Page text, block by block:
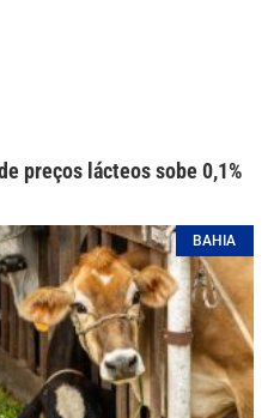
preços lácteos sobe 0,1%
BAHIA